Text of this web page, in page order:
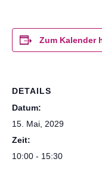
Zum Kalender
DETAILS
Datum:
15. Mai, 2029
Zeit:
10:00 - 15:30